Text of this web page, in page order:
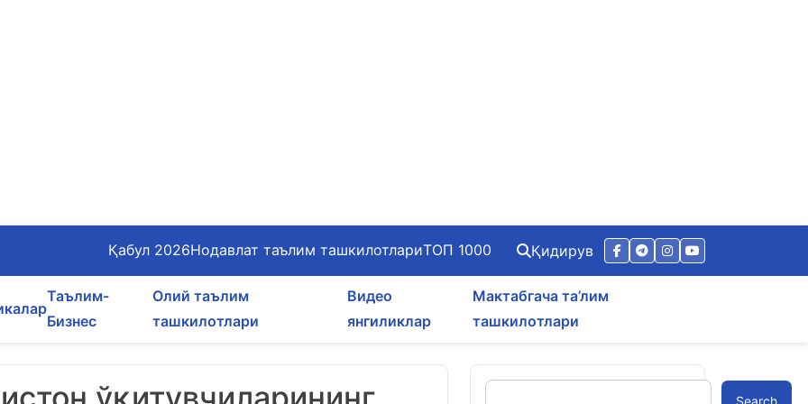
Қабул 2026Нодавлат таълим ташкилотлариТОП 1000 Қидирув
Таълим-
Бизнес
Олий таълим
ташкилотлари
Видео
янгиликлар
Мактабгача та’лим
ташкилотлари
Search